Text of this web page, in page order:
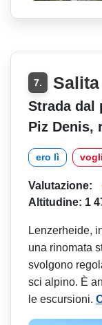
7.
Strada dal
Piz Denis,
ero lì
Valutazione:
Altitudine: 1
Lenzerheide,
una rinomata
svolgono
sci alpino. È
le escursioni.